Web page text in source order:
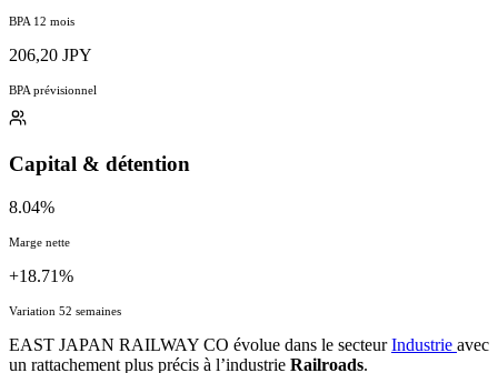
BPA 12 mois
206,20 JPY
BPA prévisionnel
Capital & détention
8.04%
Marge nette
+18.71%
Variation 52 semaines
EAST JAPAN RAILWAY CO évolue dans le secteurIndustrie avec
un rattachement plus précis à l’industrie Railroads.